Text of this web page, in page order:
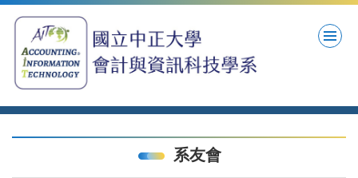
到
區
系友會